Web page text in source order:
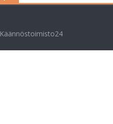
Käännöstoimisto24